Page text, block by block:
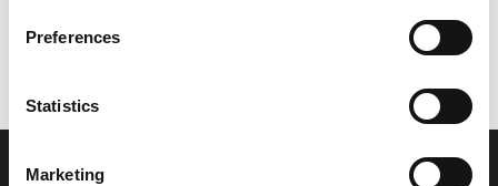
Preferences
Statistics
Marketing
Vi oplever i øjeblikket store og hyppige prisændringer i markedet.
leveres, eller hvor prisen afviger fra det viste. Vi kontakter dig
naturligvis, hvis dette er tilfældet.